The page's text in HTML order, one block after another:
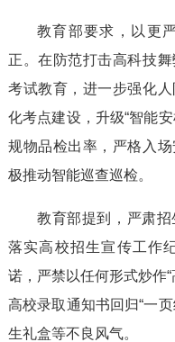
教育部要求，以更
正。在防范打击高科技
考试教育，进一步强化
化考点建设，升级“智能
规物品检出率，严格入
极推动智能巡查巡检。
教育部提到，严肃
落实高校招生宣传工作
诺，严禁以任何形式炒作“
高校录取通知书回归“一
生礼盒等不良风气。